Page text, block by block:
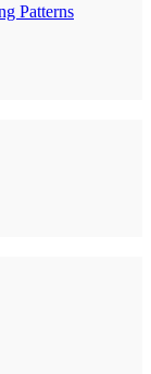
Patterns